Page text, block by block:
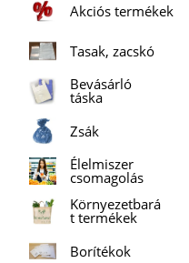
Akciós termékek
Tasak, zacskó
Bevásárló
táska
Zsák
Élelmiszer
csomagolás
Környezetbará
t termékek
Borítékok